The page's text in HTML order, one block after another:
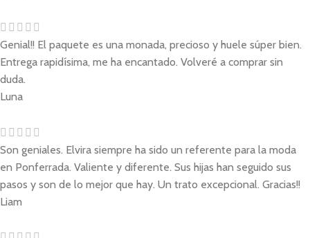
Genial!! El paquete es una monada, precioso y huele súper bien.
Entrega rapidísima, me ha encantado. Volveré a comprar sin
duda.
Luna
Son geniales. Elvira siempre ha sido un referente para la moda
en Ponferrada. Valiente y diferente. Sus hijas han seguido sus
pasos y son de lo mejor que hay. Un trato excepcional. Gracias!!
Liam